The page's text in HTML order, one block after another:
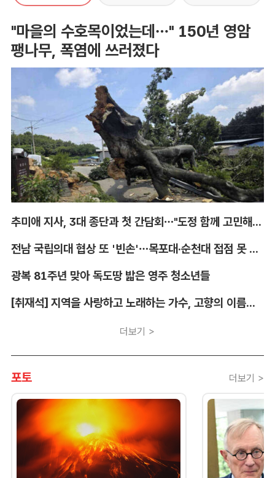
"마을의 수호목이었는데…" 150년 영암
팽나무, 폭염에 쓰러졌다
추미애 지사, 3대 종단과 첫 간담회…"도정 함께 고민해달라"
전남 국립의대 협상 또 '빈손'…목포대·순천대 접점 못 찾아
광복 81주년 맞아 독도땅 밟은 영주 청소년들
[취재석] 지역을 사랑하고 노래하는 가수, 고향의 이름을 남긴다
더보기 >
포토 더보기 >